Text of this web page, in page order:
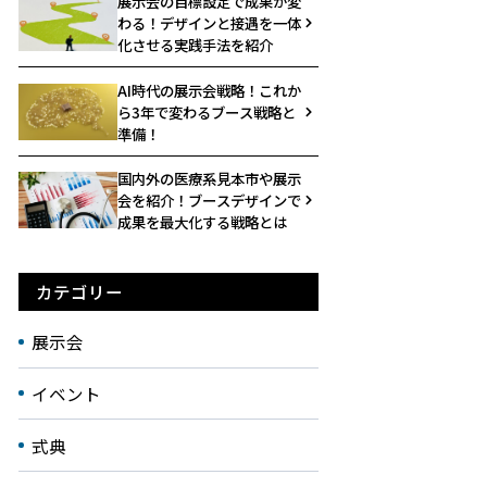
わる！デザインと接遇を一体
化させる実践手法を紹介
AI時代の展示会戦略！これか
ら3年で変わるブース戦略と
準備！
国内外の医療系見本市や展示
会を紹介！ブースデザインで
成果を最大化する戦略とは
カテゴリー
展示会
イベント
式典